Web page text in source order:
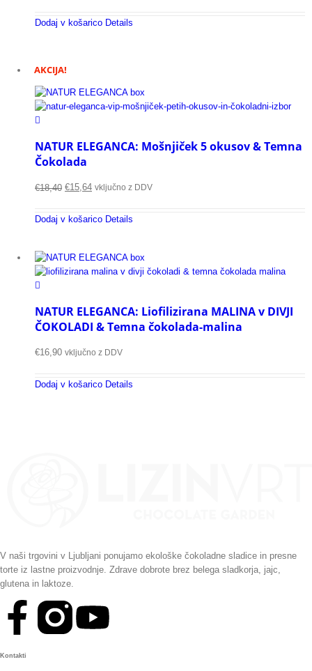
Dodaj v košarico Details
AKCIJA!
NATUR ELEGANCA: Mošnjiček 5 okusov & Temna
Čokolada
€18,40 €15,64 vključno z DDV
Dodaj v košarico Details
NATUR ELEGANCA: Liofilizirana MALINA v DIVJI
ČOKOLADI & Temna čokolada-malina
€16,90 vključno z DDV
Dodaj v košarico Details
V naši trgovini v Ljubljani ponujamo ekološke čokoladne sladice in presne
torte iz lastne proizvodnje. Zdrave dobrote brez belega sladkorja, jajc,
glutena in laktoze.
Kontakti